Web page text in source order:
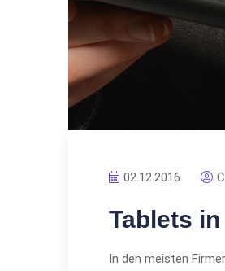
02.12.2016
Tablets
In den meisten